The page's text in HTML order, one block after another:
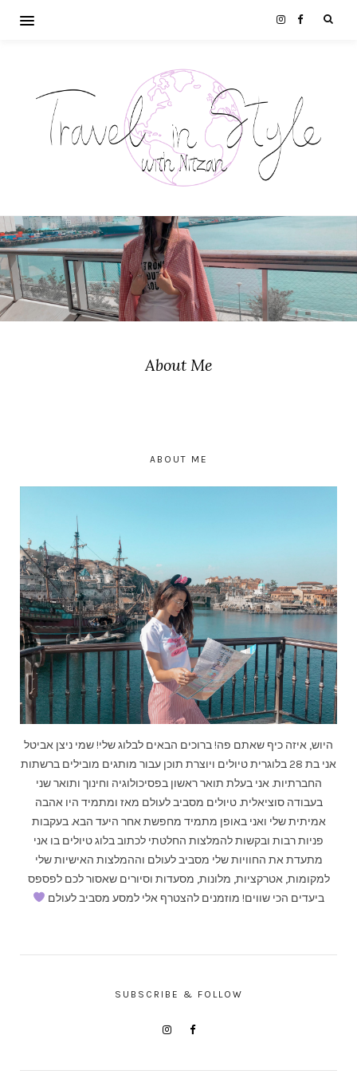
About Me
ABOUT ME
היוש, איזה כיף שאתם פה! ברוכים הבאים לבלוג שלי! שמי ניצן אביטל
אני בת 28 בלוגרית טיולים ויוצרת תוכן עבור מותגים מובילים ברשתות
החברתיות. אני בעלת תואר ראשון בפסיכולוגיה וחינוך ותואר שני
בעבודה סוציאלית. טיולים מסביב לעולם מאז ומתמיד היו אהבה
אמיתית שלי ואני באופן מתמיד מחפשת אחר היעד הבא. בעקבות
פניות רבות ובקשות להמלצות החלטתי לכתוב בלוג טיולים בו אני
מתעדת את החוויות שלי מסביב לעולם וההמלצות האישיות שלי
למקומות, אטרקציות, מלונות, מסעדות וסיורים שאסור לכם לפספס
ביעדים הכי שווים! מוזמנים להצטרף אלי למסע מסביב לעולם
SUBSCRIBE & FOLLOW